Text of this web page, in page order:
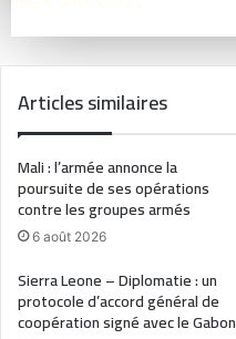
Articles similaires
Mali : l’armée annonce la
poursuite de ses opérations
contre les groupes armés
6 août 2026
Sierra Leone – Diplomatie : un
protocole d’accord général de
coopération signé avec le Gabon